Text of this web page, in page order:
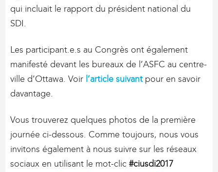
qui incluait le rapport du président national du
SDI.
Les participant.e.s au Congrès ont également
manifesté devant les bureaux de l’ASFC au centre-
ville d’Ottawa. Voir l’article suivantpour en savoir
davantage.
Vous trouverez quelques photos de la première
journée ci-dessous. Comme toujours, nous vous
invitons également à nous suivre sur les réseaux
sociaux en utilisant le mot-clic#ciusdi2017